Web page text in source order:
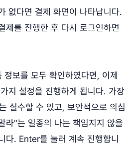
없다면 결제 화면이 나타납니다.
제를 진행한 후 다시 로그인하면
보를 모두 확인하였다면, 이제
지 설정을 진행하게 됩니다. 가장
실수할 수 있고, 보안적으로 의심
라"는 일종의 나는 책임지지 않을
다. Enter를 눌러 계속 진행합니